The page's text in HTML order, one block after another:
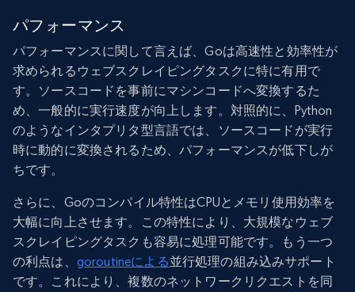
パフォーマンス
パフォーマンスに関して言えば、Goは高速性と効率性が
求められるウェブスクレイピングタスクに特に有用で
す。ソースコードを事前にマシンコードへ変換するた
め、一般的に実行速度が向上します。対照的に、Python
のようなインタプリタ型言語では、ソースコードが実行
時に動的に変換されるため、パフォーマンスが低下しが
ちです。
さらに、Goのコンパイル特性はCPUとメモリ使用効率を
大幅に向上させます。この特性により、大規模なウェブ
スクレイピングタスクも容易に処理可能です。もう一つ
の利点は、 goroutineによる並行処理の組み込みサポート
です。これにより、複数のネットワークリクエストを同